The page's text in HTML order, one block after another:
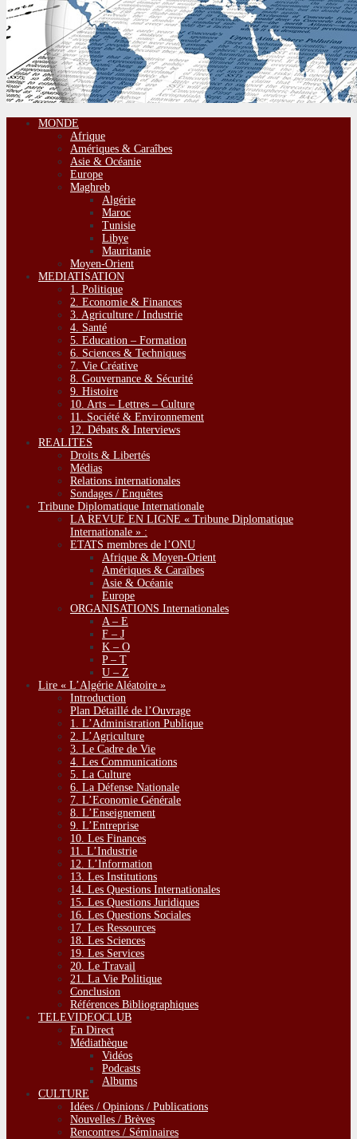
MONDE
Afrique
Amériques & Caraîbes
Asie & Océanie
Europe
Maghreb
Algérie
Maroc
Tunisie
Libye
Mauritanie
Moyen-Orient
MEDIATISATION
1. Politique
2. Economie & Finances
3. Agriculture / Industrie
4. Santé
5. Education – Formation
6. Sciences & Techniques
7. Vie Créative
8. Gouvernance & Sécurité
9. Histoire
10. Arts – Lettres – Culture
11. Société & Environnement
12. Débats & Interviews
REALITES
Droits & Libertés
Médias
Relations internationales
Sondages / Enquêtes
Tribune Diplomatique Internationale
LA REVUE EN LIGNE « Tribune Diplomatique
Internationale » :
ETATS membres de l’ONU
Afrique & Moyen-Orient
Amériques & Caraïbes
Asie & Océanie
Europe
ORGANISATIONS Internationales
A – E
F – J
K – O
P – T
U – Z
Lire « L’Algérie Aléatoire »
Introduction
Plan Détaillé de l’Ouvrage
1. L’Administration Publique
2. L’Agriculture
3. Le Cadre de Vie
4. Les Communications
5. La Culture
6. La Défense Nationale
7. L’Economie Générale
8. L’Enseignement
9. L’Entreprise
10. Les Finances
11. L’Industrie
12. L’Information
13. Les Institutions
14. Les Questions Internationales
15. Les Questions Juridiques
16. Les Questions Sociales
17. Les Ressources
18. Les Sciences
19. Les Services
20. Le Travail
21. La Vie Politique
Conclusion
Références Bibliographiques
TELEVIDEOCLUB
En Direct
Médiathèque
Vidéos
Podcasts
Albums
CULTURE
Idées / Opinions / Publications
Nouvelles / Brèves
Rencontres / Séminaires